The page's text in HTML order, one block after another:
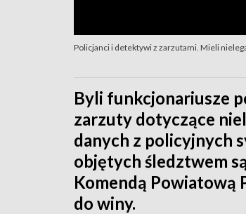
Policjanci i detektywi z zarzutami. Mieli
Byli funkcjonariusze
zarzuty dotyczące
danych z policyjnych
objętych śledztwem
Komendą Powiatową
do winy.